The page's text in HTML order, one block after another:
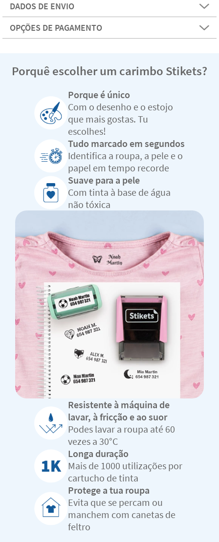
DADOS DE ENVIO
OPÇÕES DE PAGAMENTO
Porquê escolher um carimbo Stikets?
Porque é único
Com o desenho e o estojo
que mais gostas. Tu
escolhes!
Tudo marcado em segundos
Identifica a roupa, a pele e o
papel em tempo recorde
Suave para a pele
Com tinta à base de água
não tóxica
Resistente à máquina de
lavar, à fricção e ao suor
Podes lavar a roupa até 60
vezes a 30°C
Longa duração
Mais de 1000 utilizações por
cartucho de tinta
Protege a tua roupa
Evita que se percam ou
manchem com canetas de
feltro